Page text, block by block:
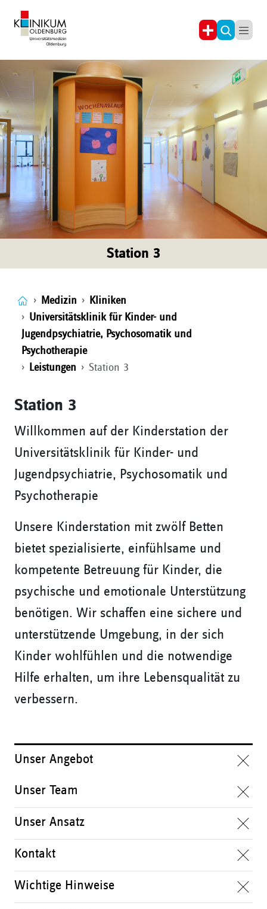
Station 3
Medizin
Kliniken
Universitätsklinik für Kinder- und
Jugendpsychiatrie, Psychosomatik und
Psychotherapie
Leistungen
Station 3
Station 3
Willkommen auf der Kinderstation der
Universitätsklinik für Kinder- und
Jugendpsychiatrie, Psychosomatik und
Psychotherapie
Unsere Kinderstation mit zwölf Betten
bietet spezialisierte, einfühlsame und
kompetente Betreuung für Kinder, die
psychische und emotionale Unterstützung
benötigen. Wir schaffen eine sichere und
unterstützende Umgebung, in der sich
Kinder wohlfühlen und die notwendige
Hilfe erhalten, um ihre Lebensqualität zu
verbessern.
Unser Angebot
Unser Team
Unser Ansatz
Kontakt
Wichtige Hinweise